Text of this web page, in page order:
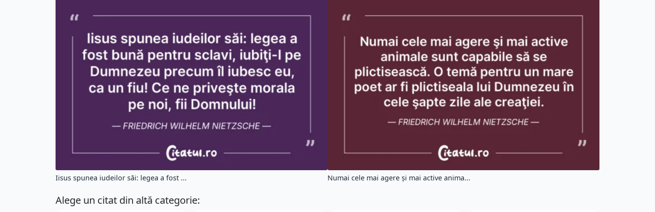
Iisus spunea iudeilor săi: legea a fost ... Numai cele mai agere şi mai active anima...
Alege un citat din altă categorie: